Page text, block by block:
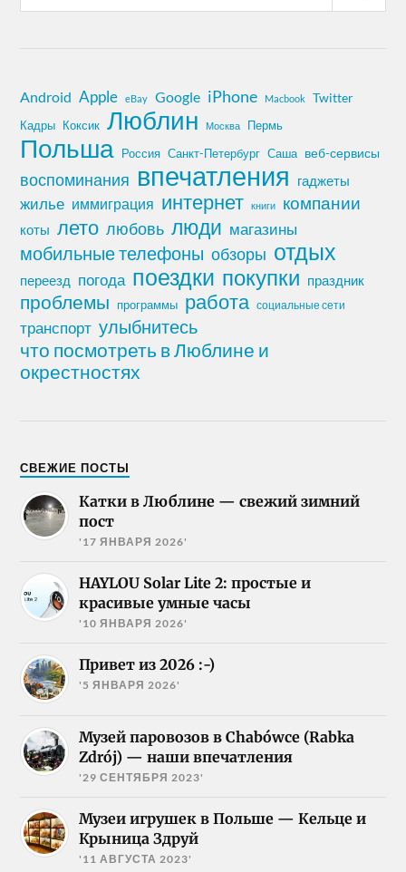
Android Apple eBay Google iPhone Macbook Twitter
Кадры Коксик Люблин Москва Пермь
Польша Россия Санкт-Петербург Саша веб-сервисы
воспоминания впечатления гаджеты
жилье иммиграция интернет книги компании
коты лето любовь люди магазины
мобильные телефоны обзоры отдых
переезд погода поездки покупки праздник
проблемы программы работа социальные сети
транспорт улыбнитесь
что посмотреть в Люблине и
окрестностях
СВЕЖИЕ ПОСТЫ
Катки в Люблине — свежий зимний
пост
'17 ЯНВАРЯ 2026'
HAYLOU Solar Lite 2: простые и
красивые умные часы
'10 ЯНВАРЯ 2026'
Привет из 2026 :-)
'5 ЯНВАРЯ 2026'
Музей паровозов в Chabówce (Rabka
Zdrój) — наши впечатления
'29 СЕНТЯБРЯ 2023'
Музеи игрушек в Польше — Кельце и
Крыница Здруй
'11 АВГУСТА 2023'